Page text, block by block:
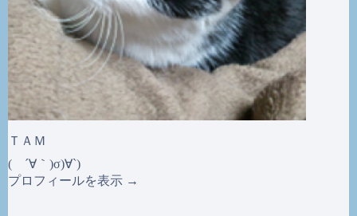
ＴＡＭ
( ´∀｀)σ)∀`)
プロフィールを表示 →